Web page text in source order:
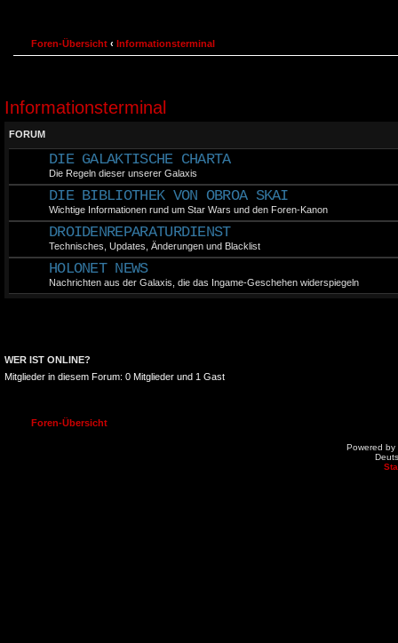
Foren-Übersicht ‹ Informationsterminal
Informationsterminal
FORUM
DIE GALAKTISCHE CHARTA
Die Regeln dieser unserer Galaxis
DIE BIBLIOTHEK VON OBROA SKAI
Wichtige Informationen rund um Star Wars und den Foren-Kanon
DROIDENREPARATURDIENST
Technisches, Updates, Änderungen und Blacklist
HOLONET NEWS
Nachrichten aus der Galaxis, die das Ingame-Geschehen widerspiegeln
WER IST ONLINE?
Mitglieder in diesem Forum: 0 Mitglieder und 1 Gast
Foren-Übersicht
Powered by